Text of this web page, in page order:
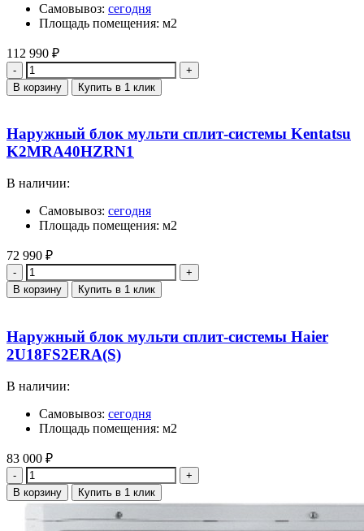
Самовывоз: сегодня
Площадь помещения: м2
112 990 ₽
Количество
В корзину Купить в 1 клик
Наружный блок мульти сплит-системы Kentatsu
K2MRA40HZRN1
В наличии:
Самовывоз: сегодня
Площадь помещения: м2
72 990 ₽
Количество
В корзину Купить в 1 клик
Наружный блок мульти сплит-системы Haier
2U18FS2ERA(S)
В наличии:
Самовывоз: сегодня
Площадь помещения: м2
83 000 ₽
Количество
В корзину Купить в 1 клик